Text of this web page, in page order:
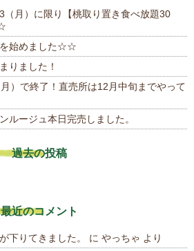
（月）に限り【桃取り置き食べ放題30
始めました☆☆
りました！
）で終了！直売所は12月中旬までやって
ルージュ本日完売しました。
過去の投稿
最近のコメント
下りてきました。 に やっちゃ より